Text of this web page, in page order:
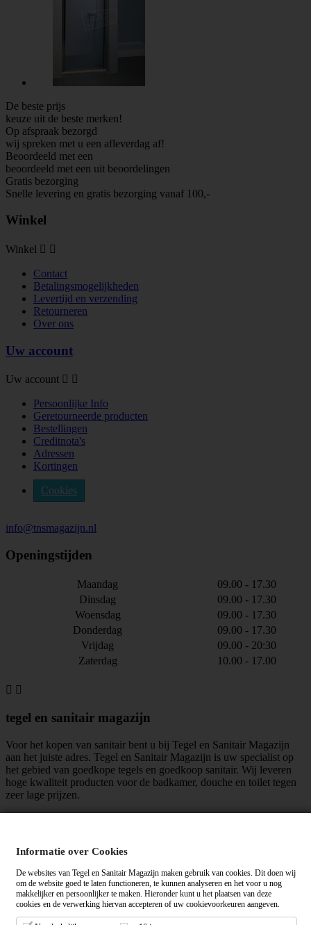
De beste prijs
keuze uit de beste merken!
Op afspraak bezorgd
wij spreken met u een afleverdag af!
Beoordeeld met een
beoordeeld met een uit beoordelingen
Gratis bezorging
Snelle levering en gratis bezorging vanaf 100,-
Winkel
Winkel  
Contact
Betalingsmogelijkheden
Levertijd en verzending
Retourneren
Over ons
Uw account
Uw account  
Persoonlijke Info
Geretourneerde producten
Bestellingen
Creditnota's
Adressen
Kortingen
Cookies
info@tnsmagazijn.nl
Openingstijden
Maandag
09.00 - 17.30
Dinsdag
09.00 - 17.30
Woensdag
09.00 - 17.30
Donderdag
09.00 - 17.30
Vrijdag
09.00 - 20:30
Zaterdag
10.00 - 17.00
 
tegel en sanitair magazijn
Voor het kopen van sanitair bent u bij Tegel en Sanitair Magazijn
aan het juiste adres. Tegel en Sanitair Magazijn is uw specialist op
het gebied van goedkope tegels en goedkoop sanitair. Wij leveren
hoge kwaliteit producten voor de badkamer, douche en toilet tegen
zeer lage prijzen.
Algemene voorwaarden
Tegelensanitairmagazijn.nl wordt gemiddeld beoordeeld met een
basis van+ beoordelingen.
Informatie over Cookies
De websites van Tegel en Sanitair Magazijn maken gebruik van cookies. Dit doen wij
om de website goed te laten functioneren, te kunnen analyseren en het voor u nog
makkelijker en persoonlijker te maken. Hieronder kunt u het plaatsen van deze
cookies en de verwerking hiervan accepteren of uw cookievoorkeuren aangeven.